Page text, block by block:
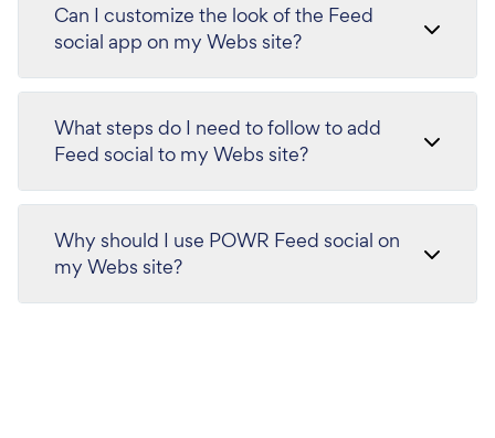
Can I customize the look of the Feed
social app on my Webs site?
What steps do I need to follow to add
Feed social to my Webs site?
Why should I use POWR Feed social on
my Webs site?